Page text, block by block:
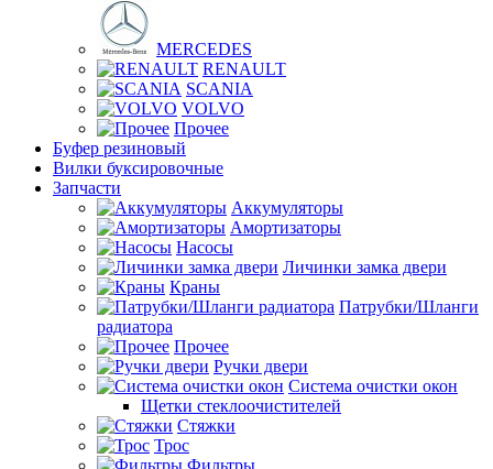
MERCEDES
RENAULT
SCANIA
VOLVO
Прочее
Буфер резиновый
Вилки буксировочные
Запчасти
Аккумуляторы
Амортизаторы
Насосы
Личинки замка двери
Краны
Патрубки/Шланги
радиатора
Прочее
Ручки двери
Система очистки окон
Щетки стеклоочистителей
Стяжки
Трос
Фильтры